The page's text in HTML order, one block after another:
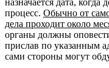
процесс. Обычно от
дела проходит около
органы должны
прислав по указанным
сами стороны могут